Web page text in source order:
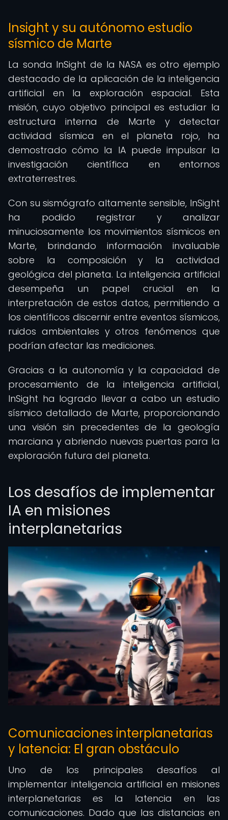
Insight y su autónomo estudio
sísmico de Marte
La sonda InSight de la NASA es otro ejemplo
destacado de la aplicación de la inteligencia
artificial en la exploración espacial. Esta
misión, cuyo objetivo principal es estudiar la
estructura interna de Marte y detectar
actividad sísmica en el planeta rojo, ha
demostrado cómo la IA puede impulsar la
investigación científica en entornos
extraterrestres.
Con su sismógrafo altamente sensible, InSight
ha podido registrar y analizar
minuciosamente los movimientos sísmicos en
Marte, brindando información invaluable
sobre la composición y la actividad
geológica del planeta. La inteligencia artificial
desempeña un papel crucial en la
interpretación de estos datos, permitiendo a
los científicos discernir entre eventos sísmicos,
ruidos ambientales y otros fenómenos que
podrían afectar las mediciones.
Gracias a la autonomía y la capacidad de
procesamiento de la inteligencia artificial,
InSight ha logrado llevar a cabo un estudio
sísmico detallado de Marte, proporcionando
una visión sin precedentes de la geología
marciana y abriendo nuevas puertas para la
exploración futura del planeta.
Los desafíos de implementar
IA en misiones
interplanetarias
Comunicaciones interplanetarias
y latencia: El gran obstáculo
Uno de los principales desafíos al
implementar inteligencia artificial en misiones
interplanetarias es la latencia en las
comunicaciones. Dado que las distancias en